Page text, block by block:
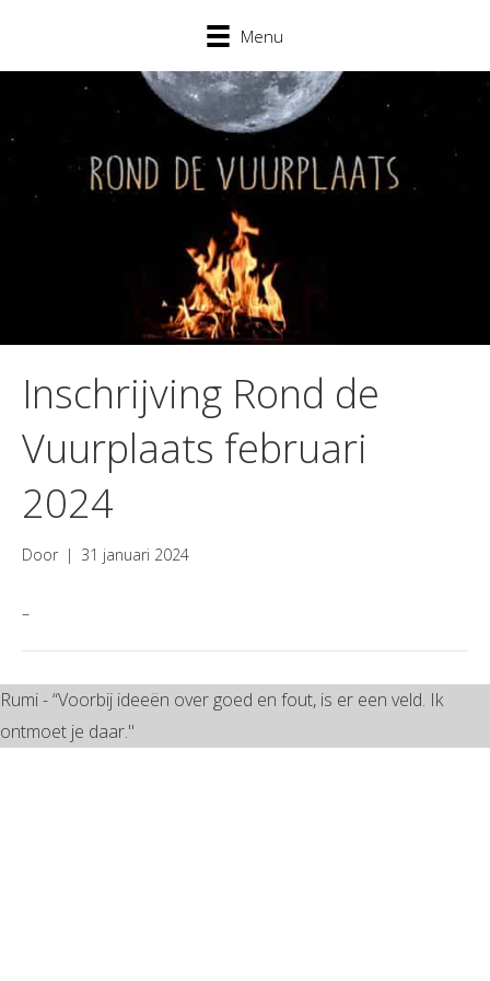
Menu
Inschrijving Rond de
Vuurplaats februari
2024
Door | 31 januari 2024
–
Rumi - “Voorbij ideeën over goed en fout, is er een veld. Ik
ontmoet je daar."